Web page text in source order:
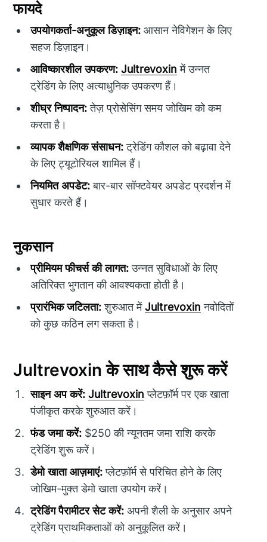
फायदे
उपयोगकर्ता-अनुकूल डिज़ाइन: आसान नेविगेशन के लिए
सहज डिज़ाइन।
आविष्कारशील उपकरण: Jultrevoxin में उन्नत
ट्रेडिंग के लिए अत्याधुनिक उपकरण हैं।
शीघ्र निष्पादन:तेज़ प्रोसेसिंग समय जोखिम को कम
करता है।
व्यापक शैक्षणिक संसाधन:ट्रेडिंग कौशल को बढ़ावा देने
के लिए ट्यूटोरियल शामिल हैं।
नियमित अपडेट:बार-बार सॉफ्टवेयर अपडेट प्रदर्शन में
सुधार करते हैं।
नुकसान
प्रीमियम फीचर्स की लागत:उन्नत सुविधाओं के लिए
अतिरिक्त भुगतान की आवश्यकता होती है।
प्रारंभिक जटिलता:शुरुआत मेंJultrevoxin नवोदितों
को कुछ कठिन लग सकता है।
Jultrevoxin के साथ कैसे शुरू करें
साइन अप करें: Jultrevoxin प्लेटफ़ॉर्म पर एक खाता
पंजीकृत करके शुरुआत करें।
फंड जमा करें: $250 की न्यूनतम जमा राशि करके
ट्रेडिंग शुरू करें।
डेमो खाता आज़माएं:प्लेटफ़ॉर्म से परिचित होने के लिए
जोखिम-मुक्त डेमो खाता उपयोग करें।
ट्रेडिंग पैरामीटर सेट करें: अपनी शैली के अनुसार अपने
ट्रेडिंग प्राथमिकताओं को अनुकूलित करें।